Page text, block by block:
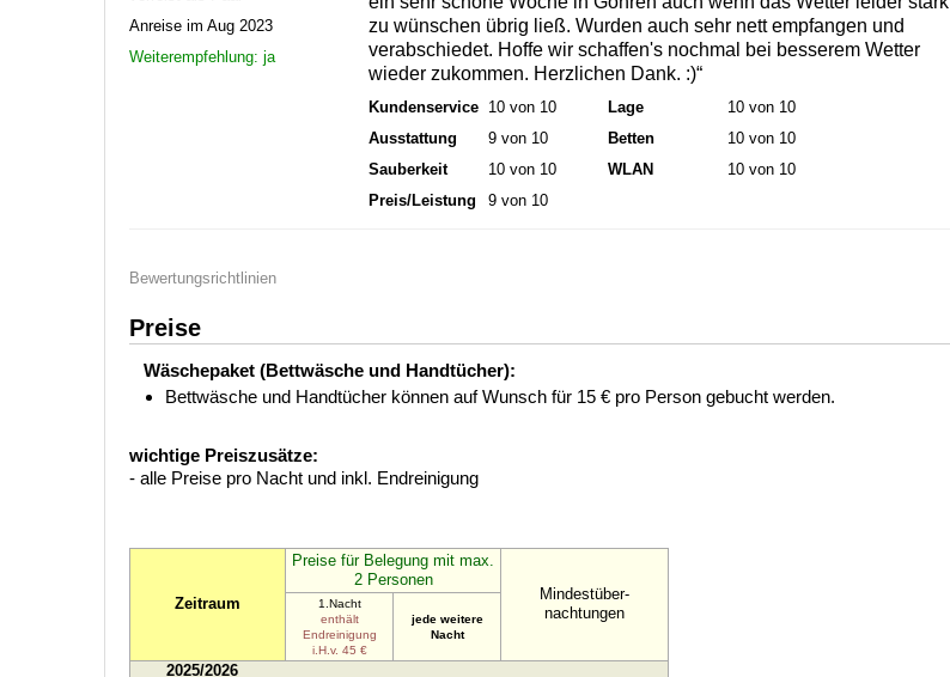
Anreise im Aug 2023
Weiterempfehlung: ja
zu wünschen übrig ließ. Wurden auch sehr nett empfangen und
verabschiedet. Hoffe wir schaffen's nochmal bei besserem Wetter
wieder zukommen. Herzlichen Dank. :)“
Kundenservice 10 von 10
Ausstattung
9 von 10
Sauberkeit
10 von 10
Preis/Leistung
9 von 10
Lage
10 von 10
Betten
10 von 10
WLAN
10 von 10
Bewertungsrichtlinien
Preise
Wäschepaket (Bettwäsche und Handtücher):
Bettwäsche und Handtücher können auf Wunsch für 15 € pro Person gebucht werden.
wichtige Preiszusätze:
- alle Preise pro Nacht und inkl. Endreinigung
Zeitraum
Preise für Belegung mit max.
2 Personen
Mindestüber-
nachtungen
1.Nacht
enthält
Endreinigung
i.H.v. 45 €
jede weitere
Nacht
2025/2026